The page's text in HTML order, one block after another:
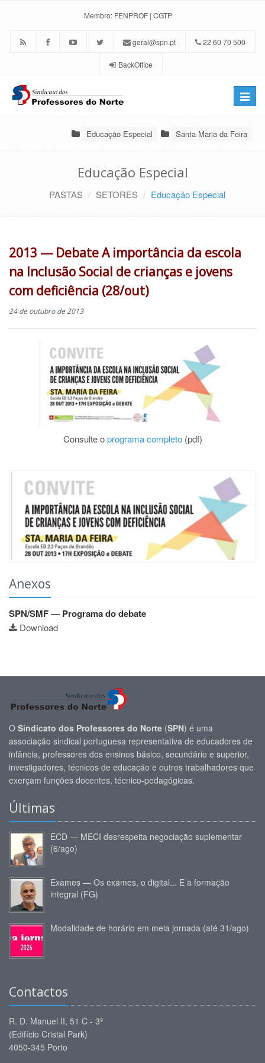
Membro: FENPROF | CGTP
geral@spn.pt 22 60 70 500
BackOffice
Toggle
Educação Especial Santa Maria da Feira
Educação Especial
PASTAS SETORES Educação Especial
2013 — Debate A importância da escola
na Inclusão Social de crianças e jovens
com deficiência (28/out)
24 de outubro de 2013
Consulte oprograma completo(pdf)
Anexos
SPN/SMF — Programa do debate
Download
O Sindicato dos Professores do Norte (SPN) é uma
associação sindical portuguesa representativa de educadores de
infância, professores dos ensinos básico, secundário e superior,
investigadores, técnicos de educação e outros trabalhadores que
exerçam funções docentes, técnico-pedagógicas.
Últimas
ECD — MECI desrespeita negociação suplementar
(6/ago)
Exames — Os exames, o digital... E a formação
integral (FG)
Modalidade de horário em meia jornada (até 31/ago)
Contactos
R. D. Manuel II, 51 C - 3º
(Edifício Cristal Park)
4050-345 Porto